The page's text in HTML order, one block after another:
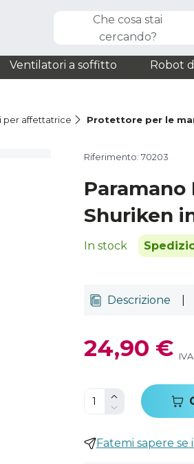
Che cosa stai
cercando?
Ventilatori a soffitto Robot
per affettatrice Protettore per le
Riferimento: 70203
Paramano
Shuriken
In stock
Descrizione
24,90 €
Fatemi sapere